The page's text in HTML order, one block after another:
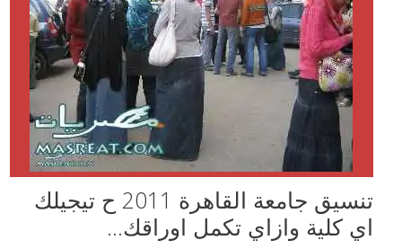
تنسيق جامعة القاهرة 2011 ح تيجيلك
اي كلية وازاي تكمل اوراقك...